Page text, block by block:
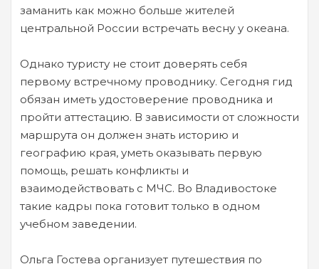
заманить как можно больше жителей
центральной России встречать весну у океана.
Однако туристу не стоит доверять себя
первому встречному проводнику. Сегодня гид
обязан иметь удостоверение проводника и
пройти аттестацию. В зависимости от сложности
маршрута он должен знать историю и
географию края, уметь оказывать первую
помощь, решать конфликты и
взаимодействовать с МЧС. Во Владивостоке
такие кадры пока готовит только в одном
учебном заведении.
Ольга Гостева организует путешествия по